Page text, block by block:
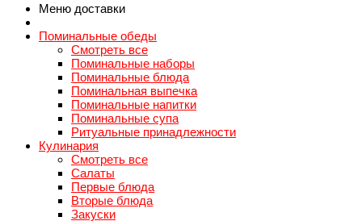
Меню доставки
Поминальные обеды
Смотреть все
Поминальные наборы
Поминальные блюда
Поминальная выпечка
Поминальные напитки
Поминальные супа
Ритуальные принадлежности
Кулинария
Смотреть все
Салаты
Первые блюда
Вторые блюда
Закуски